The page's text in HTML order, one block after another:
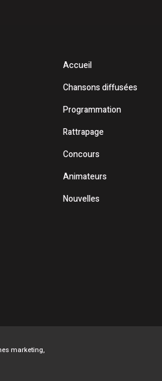
Accueil
Chansons diffusées
Programmation
Rattrapage
Concours
Animateurs
Nouvelles
marketing,